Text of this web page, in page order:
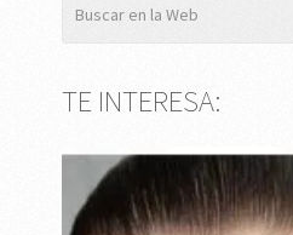
TE INTERESA: